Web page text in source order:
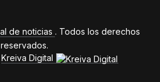
de noticias . Todos los derechos
reservados.
Kreiva Digital